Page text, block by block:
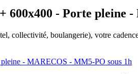
600x400 - Porte pleine
collectivité, boulangerie), votre
- MARECOS - MM5-PO sous 1h